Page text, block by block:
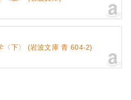
〈下〉 (岩波文庫 青 604-2)